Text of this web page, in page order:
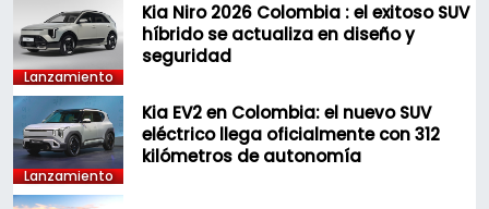
Lanzamiento
Kia Niro 2026 Colombia : el exitoso SUV
híbrido se actualiza en diseño y
seguridad
Lanzamiento
Kia EV2 en Colombia: el nuevo SUV
eléctrico llega oficialmente con 312
kilómetros de autonomía